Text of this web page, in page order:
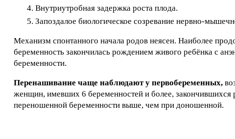
Внутриутробная задержка роста плода.
Запоздалое биологическое созревание нервно-
Механизм спонтанного начала родов неясен. Наиболее
беременность закончилась рождением живого ребёнка с
беременности.
Перенашивание чаще наблюдают у первобеременных,
женщин, имевших 6 беременностей и более, закончившихся
переношенной беременности выше, чем при доношенной.